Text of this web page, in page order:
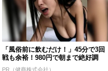
「風俗前に飲むだけ！」45分で3回
戦も余裕！980円で朝まで絶好調
PR（健商株式会社）